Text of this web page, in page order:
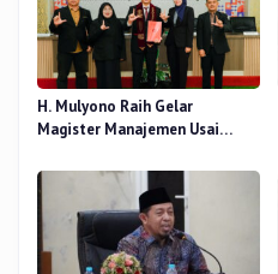
H. Mulyono Raih Gelar
Magister Manajemen Usai
Terhadap Beban Kerja